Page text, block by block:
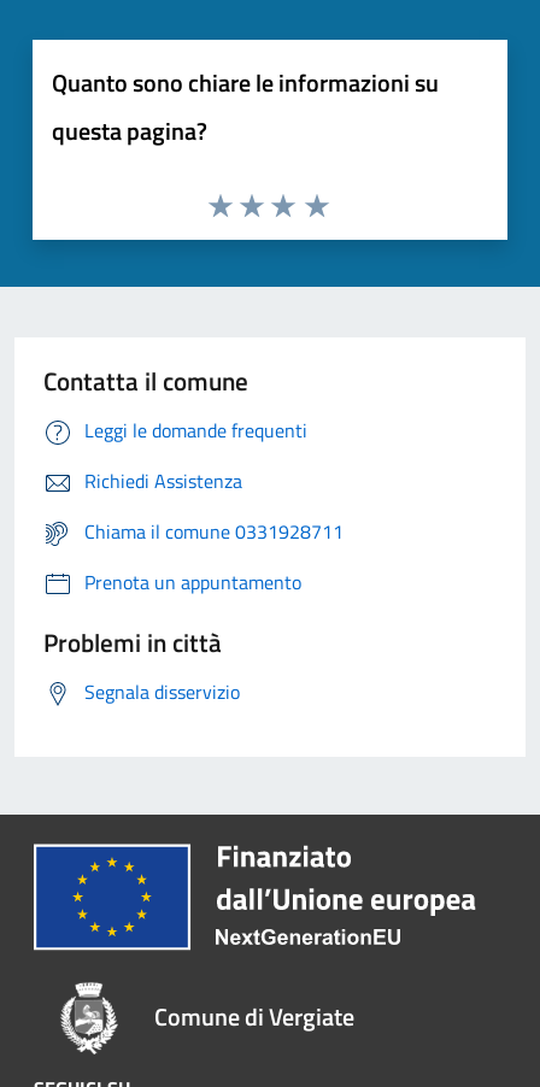
Quanto sono chiare le informazioni su
questa pagina?
Contatta il comune
Leggi le domande frequenti
Richiedi Assistenza
Chiama il comune 0331928711
Prenota un appuntamento
Problemi in città
Segnala disservizio
Comune di Vergiate